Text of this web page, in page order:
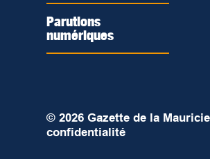
Parutions
numériques
© 2026 Gazette de la
confidentialité